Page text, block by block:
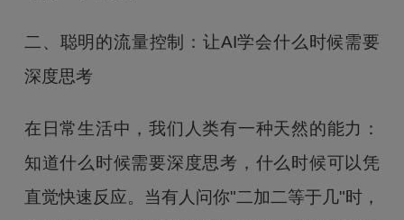
二、聪明的流量控制：让AI学会什么时候需要
深度思考
在日常生活中，我们人类有一种天然的能力：
知道什么时候需要深度思考，什么时候可以凭
直觉快速反应。当有人问你"二加二等于几"时，